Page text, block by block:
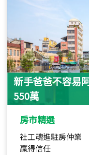
新手爸爸不容易
550萬
房市精選
社工魂進駐房仲業
贏得信任